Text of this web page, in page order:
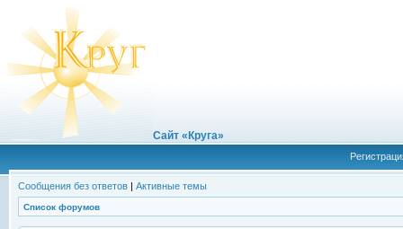
Сайт «Круга»
Сообщения без ответов | Активные темы
Список форумов